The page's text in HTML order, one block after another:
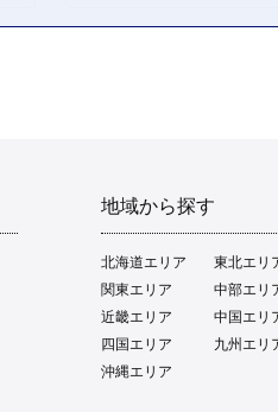
地域から探す
北海道エリア
東北エリ
関東エリア
中部エリ
近畿エリア
中国エリ
四国エリア
九州エリ
沖縄エリア